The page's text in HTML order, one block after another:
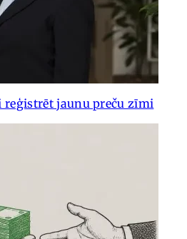
jaunu preču zīmi